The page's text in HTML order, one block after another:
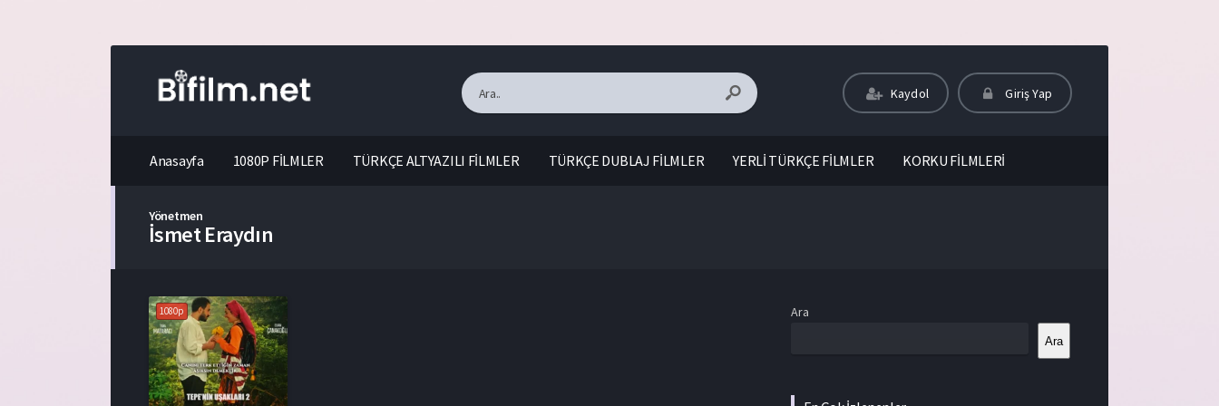
Kaydol Giriş Yap
Anasayfa 1080P FİLMLER TÜRKÇE ALTYAZILI FİLMLER TÜRKÇE DUBLAJ FİLMLER YERLİ TÜRKÇE FİLMLER KORKU FİLMLERİ
Yönetmen
İsmet Eraydın
1080p Ara
Ara